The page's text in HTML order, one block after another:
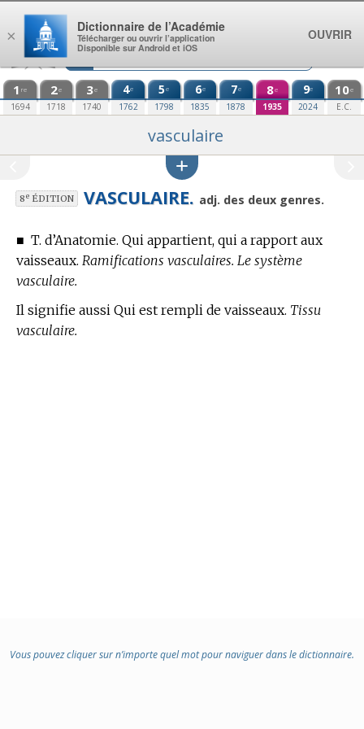
Aller au contenu
1 re
1694
2e
1718
3e
1740
4e
1762
5e
1798
6e
1835
7e
1878
8e
1935
9e
2024
10e
E.C.
vasculaire
8eÉDITION VASCULAIRE. adj. des deux genres.
■ T. d’Anatomie. Qui appartient, qui a rapport aux
vaisseaux. Ramifications vasculaires. Le système
vasculaire.
Il signifie aussi Qui est rempli de vaisseaux. Tissu
vasculaire.
Vous pouvez cliquer sur n’importe quel mot pour naviguer dans le dictionnaire.
×
Dictionnaire de l’Académie
Télécharger ou ouvrir l’application
Disponible sur Android et iOS
OUVRIR